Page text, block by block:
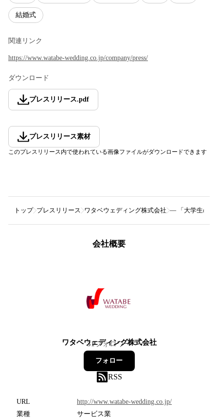
結婚式
関連リンク
https://www.watabe-wedding.co.jp/company/press/
ダウンロード
プレスリリース.pdf
プレスリリース素材
このプレスリリース内で使われている画像ファイルがダウンロードできます
トップ プレスリリース ワタベウェディング株式会社 ― 「大学生の恋
会社概要
ワタベウェディング株式会社
31フォロワー
フォロー
RSS
URL
http://www.watabe-wedding.co.jp/
業種
サービス業